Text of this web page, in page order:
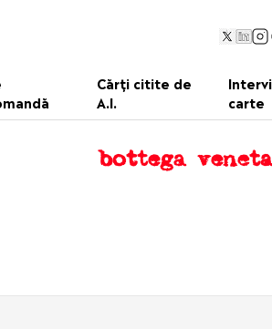
Cărți citite de
A.I.
carte
bottega